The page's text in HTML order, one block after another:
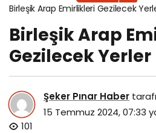
Birleşik Arap Emirlikleri Gezilecek
Birleşik Arap
Gezilecek Yerler
Şeker Pınar Haber
15 Temmuz 2024, 07:33
101